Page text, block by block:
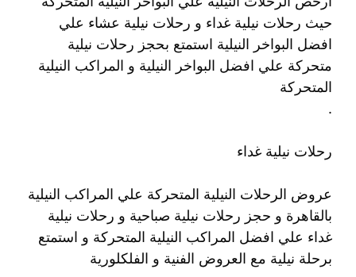
حيث رحلات نيلية غداء و رحلات نيلية عشاء علي
افضل البواخر النيلية استمتع بحجز رحلات نيلية
متحركة علي افضل البواخر النيلية و المراكب النيلية
المتحركة
.
رحلات نيلية غداء
عروض الرحلات النيلية المتحركة علي المراكب النيلية
بالقاهرة و حجز رحلات نيلية صباحية و رحلات نيلية
غداء علي افضل المراكب النيلية المتحركة و استمتع
برحلة نيلية مع العروض الفنية و الفلكلورية